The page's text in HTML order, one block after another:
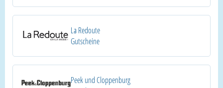
La Redoute
Gutscheine
Peek und Cloppenburg